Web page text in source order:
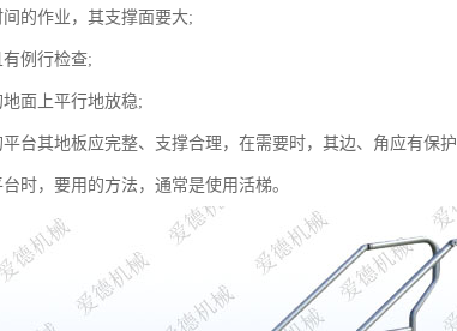
的作业，其支撑面要大;
例行检查;
面上平行地放稳;
台其地板应完整、支撑合理，在需要时，其边、角应有保
时，要用的方法，通常是使用活梯。